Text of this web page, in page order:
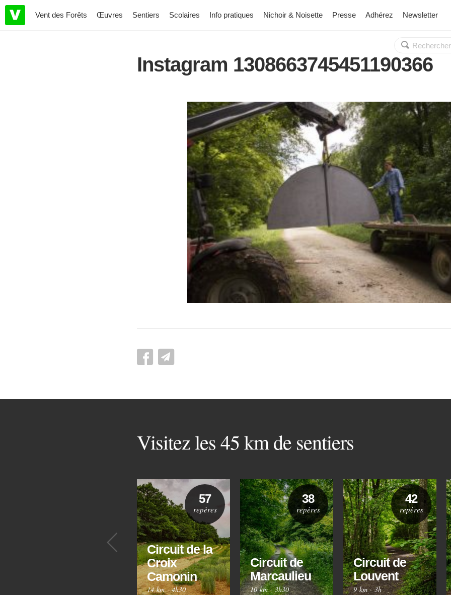
Vent des Forêts Œuvres Sentiers Scolaires Info pratiques Nichoir & Noisette Presse Adhérez Newsletter
Rechercher :
OK
Instagram 1308663745451190366
Visitez les 45 km de sentiers
Précédent
Circuit de la
Croix
Camonin
14 km·4h30
57
repères
Circuit de
Marcaulieu
10 km·3h30
38
repères
Circuit de
Louvent
9 km·3h
42
repères